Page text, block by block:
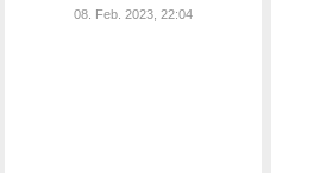
08. Feb. 2023, 22:04